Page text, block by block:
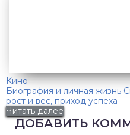
Кино
Биография и личная жизнь
рост и вес, приход успеха
Читать далее
ДОБАВИТЬ